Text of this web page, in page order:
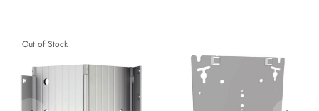
Out of Stock